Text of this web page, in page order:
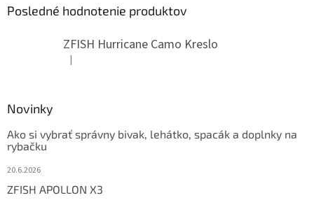
Posledné hodnotenie produktov
ZFISH Hurricane Camo Kreslo
Hodnotenie produktu je 5 z 5 hviezdičiek.
|
Novinky
Ako si vybrať správny bivak, lehátko, spacák a doplnky na
rybačku
20.6.2026
ZFISH APOLLON X3